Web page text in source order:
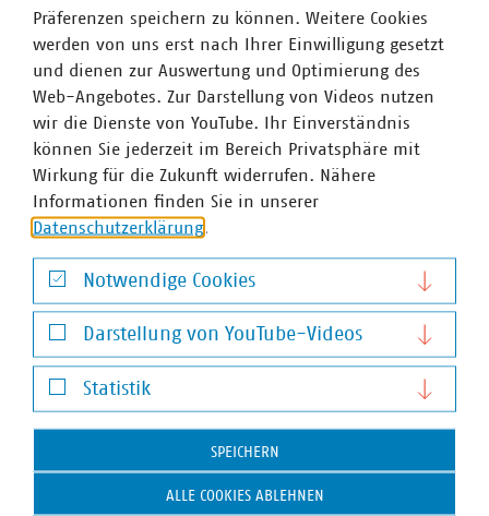
dem Spielraum abzugrenzen, der der Regulierungsbehörde
bei der Ausfüllung ihres Beurteilungsspielraums zusteht.
Eine Anhörungsrüge gegen den Beschluss des BGH aus
2023 wies der BGH ebenfalls mit Beschluss vom
30.01.2024 l Az.: EnVR 22/22 zurück. Der Einwand des
betroffenen Netzbetreibers, der BGH habe seine im
Prozess vorgebrachten Rügen gegen die BNetzA-
Festlegung übergangen, greife nicht durch.
Ansprechpartner
Präferenzen speichern zu können. Weitere Cookies
werden von uns erst nach Ihrer Einwilligung gesetzt
und dienen zur Auswertung und Optimierung des
Web-Angebotes. Zur Darstellung von Videos nutzen
wir die Dienste von YouTube. Ihr Einverständnis
können Sie jederzeit im Bereich Privatsphäre mit
Wirkung für die Zukunft widerrufen. Nähere
Informationen finden Sie in unserer
Datenschutzerklärung
Notwendige Cookies
Notwendige Cookies
Darstellung von YouTube-Videos
Darstellung von YouTube-Videos
Statistik
Statistik
SPEICHERN
ALLE COOKIES ABLEHNEN